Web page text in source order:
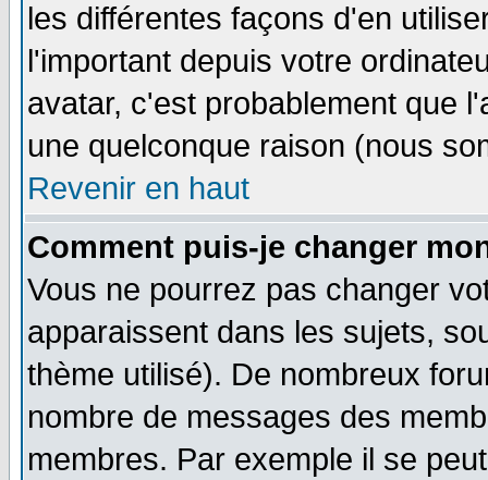
les différentes façons d'en
l'important depuis votre
avatar, c'est probablement que
une quelconque raison (nous
Revenir en haut
Comment puis-je changer
Vous ne pourrez pas changer
apparaissent dans les sujets,
thème utilisé). De nombreux
nombre de messages des
membres. Par exemple il se